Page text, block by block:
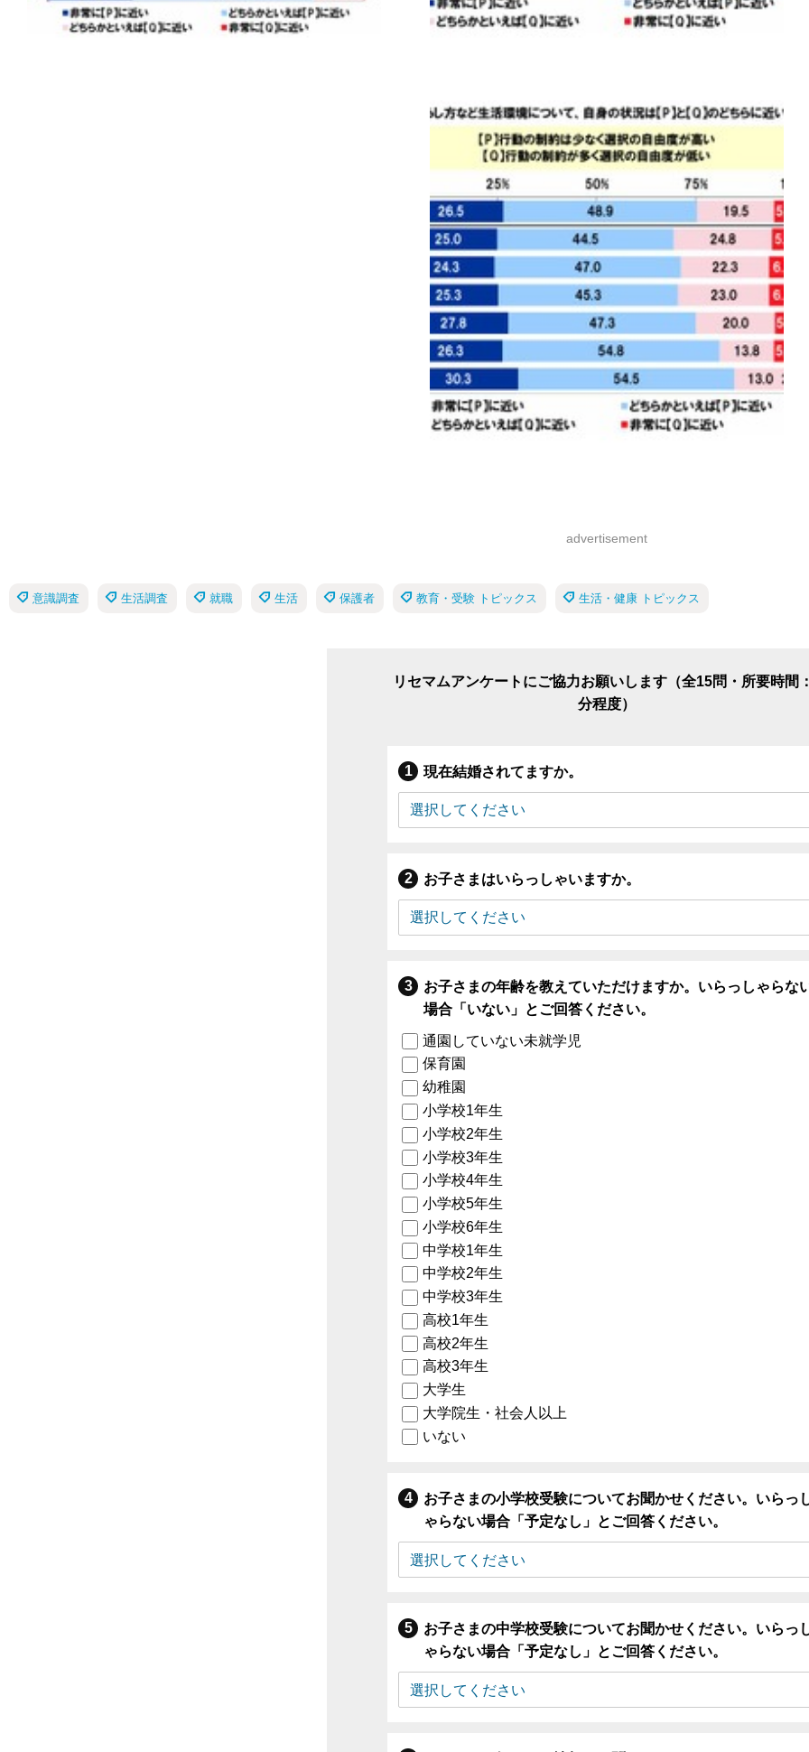
advertisement
意識調査 生活調査 就職 生活 保護者 教育・受験 トピックス 生活・健康 トピックス
リセマムアンケートにご協力お願いします（全15問・所要時間
分程度）
現在結婚されてますか。
お子さまはいらっしゃいますか。
お子さまの年齢を教えていただけますか。いらっしゃらな
場合「いない」とご回答ください。
通園していない未就学児
保育園
幼稚園
小学校1年生
小学校2年生
小学校3年生
小学校4年生
小学校5年生
小学校6年生
中学校1年生
中学校2年生
中学校3年生
高校1年生
高校2年生
高校3年生
大学生
大学院生・社会人以上
いない
お子さまの小学校受験についてお聞かせください。いらっ
ゃらない場合「予定なし」とご回答ください。
お子さまの中学校受験についてお聞かせください。いらっ
ゃらない場合「予定なし」とご回答ください。